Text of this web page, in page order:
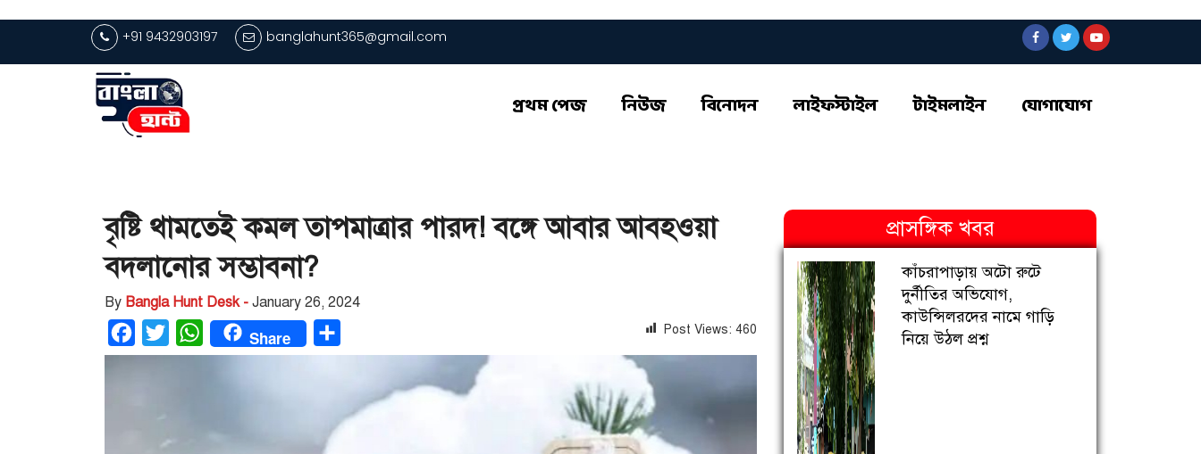
+91 9432903197 banglahunt365@gmail.com
প্রথম পেজ নিউজ বিনোদন লাইফস্টাইল টাইমলাইন যোগাযোগ
বৃষ্টি থামতেই কমল তাপমাত্রার পারদ! বঙ্গে আবার আবহওয়া
বদলানোর সম্ভাবনা?
By Bangla Hunt Desk - January 26, 2024
Facebook
Twitter WhatsAppShare Post Views: 460
প্রাসঙ্গিক খবর
কাঁচরাপাড়ায় অটো রুটে
দুর্নীতির অভিযোগ,
কাউন্সিলরদের নামে গাড়ি
নিয়ে উঠল প্রশ্ন